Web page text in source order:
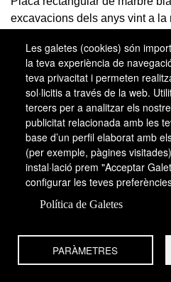
excavacions dels anys vint a
necròpoli. Fa 89 × 55 × 2 cm i
1 HIC IACIT VIR H-
2 ONORATUS AV-
3 ENTINUS ANNORU-
4 M XL, NATUS HON-
5 ORI XIII ET THEODOS-
6 I X (CONSULATU) ET
7 D(IE) QUINTU KL (=
8 IANUARI VENIE(N)T(E)
REQUESCET.
La traducció és:
Les galetes (cookies) són
la teva experiència de
teva privacitat i permeten
sol·licitis a través de la web.
tercers per a analitzar els
publicitat relacionada amb les
base d’un perfil elaborat amb
(per exemple, pàgines
instal·lació prem "Acceptar
configurar les teves
Política de Galetes
PARÀMETRES